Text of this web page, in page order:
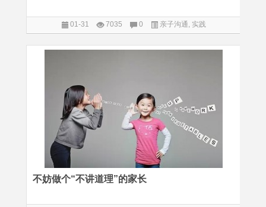
01-31 7035 0 亲子沟通, 实践
不妨做个“不讲道理”的家长